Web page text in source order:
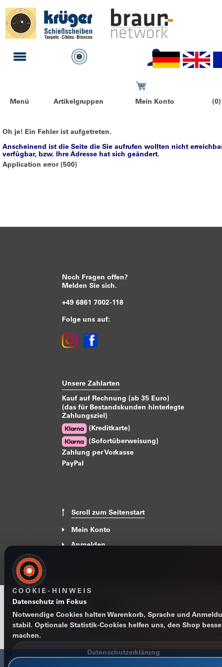
Menü Artikelgruppen Mein Konto
Oh je! Ein Fehler ist aufgetreten.
Anscheinend ist die Seite die Sie aufrufen wollten nicht
verfügbar, bzw. Ihre Adresse hat sich geändert.
Application error (500)
Noch Fragen offen?
Melden Sie sich.
+49 6861 7002-118
Folge uns auf:
Unsere Zahlarten
Kauf auf Rechnung (ab 35 Euro)
(das für Bestandskunden hinterlegte
Zahlungsziel)
(Kreditkarte)
(Sofortüberweisung)
Zahlung per Vorkasse
PayPal
Scroll zum Seitenstart
Mein Konto
Anmelden
Impressum
COOKIE-HINWEIS
Datenschutz im Fokus
Notwendige Cookies halten Warenkorb, Sprache und
stabil. Optionale Statistik-Cookies helfen uns, den Shop
machen.
Datenschutzerklärung